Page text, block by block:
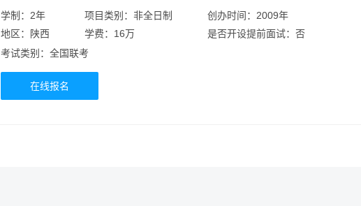
学制：2年
地区：陕西
项目类别：非全日制
学费：16万
创办时间：2009年
是否开设提前面试：否
考试类别：全国联考
在线报名